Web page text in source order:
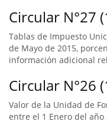
Circular N°27
Tablas de Impuesto
de Mayo de 2015,
información adicional
Circular N°26
Valor de la Unidad de
entre el 1 Enero del año